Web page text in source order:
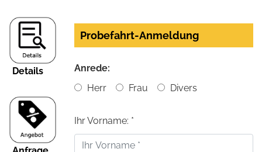
Details
Probefahrt-Anmeldung
Anrede:
Herr
Frau Divers
Ihr Vorname: *